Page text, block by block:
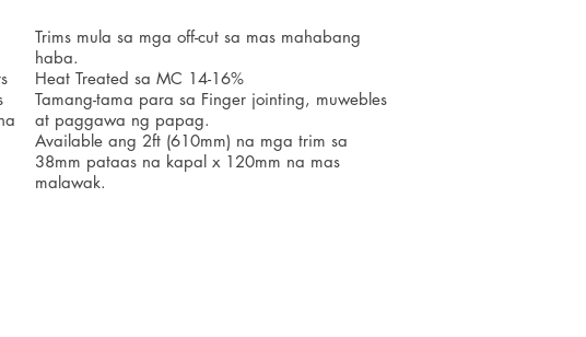
Trims mula sa mga off-cut sa mas mahabang
haba.
Heat Treated sa MC 14-16%
Tamang-tama para sa Finger jointing, muwebles
at paggawa ng papag.
Available ang 2ft (610mm) na mga trim sa
38mm pataas na kapal x 120mm na mas
malawak.